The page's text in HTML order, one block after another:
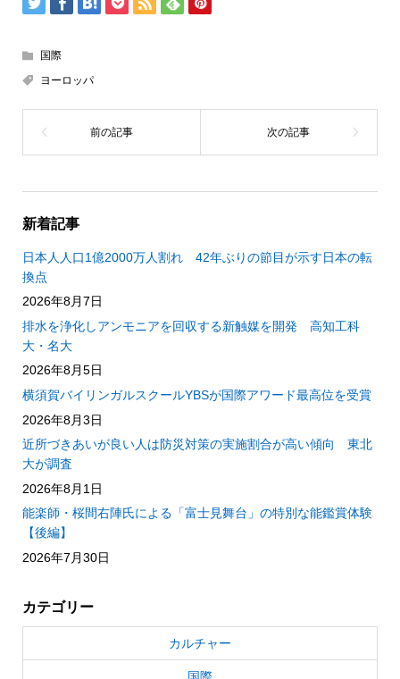
国際
ヨーロッパ
新着記事
日本人人口1億2000万人割れ 42年ぶりの節目が示す日本の転
換点
2026年8月7日
排水を浄化しアンモニアを回収する新触媒を開発 高知工科
大・名大
2026年8月5日
横須賀バイリンガルスクールYBSが国際アワード最高位を受賞
2026年8月3日
近所づきあいが良い人は防災対策の実施割合が高い傾向 東北
大が調査
2026年8月1日
能楽師・桜間右陣氏による「富士見舞台」の特別な能鑑賞体験
【後編】
2026年7月30日
カテゴリー
カルチャー
国際